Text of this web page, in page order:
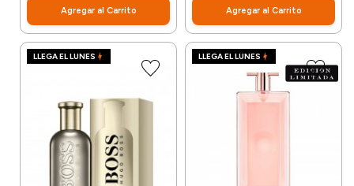
Agregar al Carrito Agregar al Carrito
LLEGA EL LUNES LLEGA EL LUNES